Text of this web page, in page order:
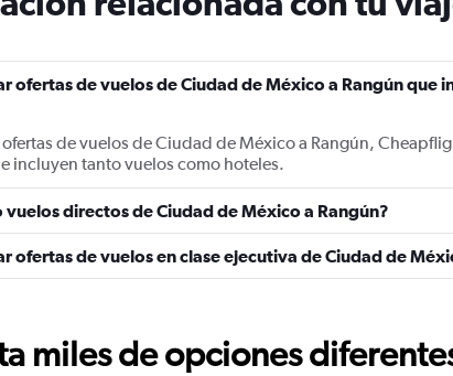
ofertas de vuelos de Ciudad de México a Rangún que
de vuelos de Ciudad de México a Rangún,
incluyen tanto vuelos como hoteles.
vuelos directos de Ciudad de México a Rangún?
ofertas de vuelos en clase ejecutiva de Ciudad de
miles de opciones